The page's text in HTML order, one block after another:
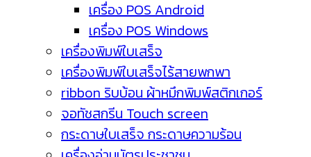
เครื่อง POS Android
เครื่อง POS Windows
เครื่องพิมพ์ใบเสร็จ
เครื่องพิมพ์ใบเสร็จไร้สายพกพา
ribbon ริบบ้อน ผ้าหมึกพิมพ์สติกเกอร์
จอทัชสกรีน Touch screen
กระดาษใบเสร็จ กระดาษความร้อน